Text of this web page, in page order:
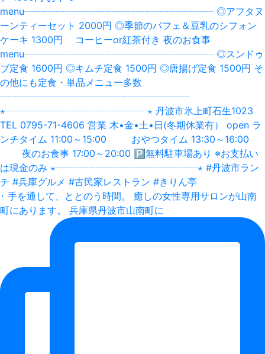
･ 手を通して、ととのう時間。 癒しの女性専用サロンが山南
町にあります。 兵庫県丹波市山南町に